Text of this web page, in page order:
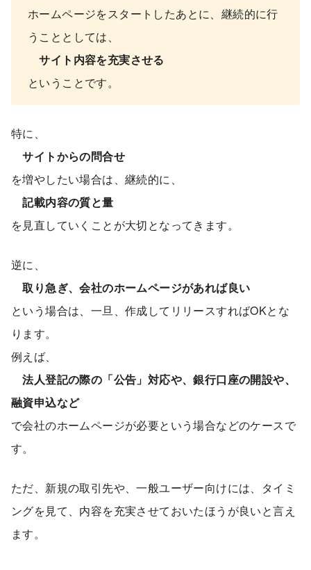
ホームページをスタートしたあとに、継続的に行
うこととしては、
サイト内容を充実させる
ということです。
特に、
サイトからの問合せ
を増やしたい場合は、継続的に、
記載内容の質と量
を見直していくことが大切となってきます。
逆に、
取り急ぎ、会社のホームページがあれば良い
という場合は、一旦、作成してリリースすればOKとな
ります。
例えば、
法人登記の際の「公告」対応や、銀行口座の開設や、
融資申込など
で会社のホームページが必要という場合などのケースで
す。
ただ、新規の取引先や、一般ユーザー向けには、タイミ
ングを見て、内容を充実させておいたほうが良いと言え
ます。